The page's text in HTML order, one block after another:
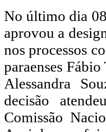
No último dia
aprovou a
nos processos
paraenses
Alessandra
decisão
Comissão